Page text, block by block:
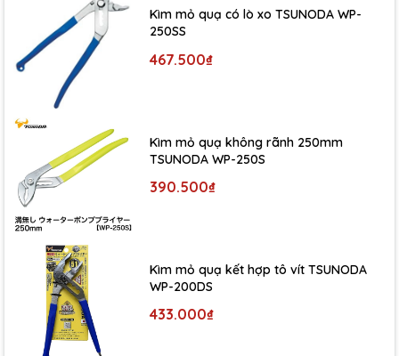
Kìm mỏ quạ có lò xo TSUNODA WP-
250SS
467.500₫
Kìm mỏ quạ không rãnh 250mm
TSUNODA WP-250S
390.500₫
Kìm mỏ quạ kết hợp tô vít TSUNODA
WP-200DS
433.000₫